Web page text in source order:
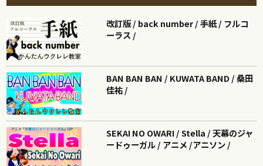
改訂版 / back number / 手紙 / フルコ
ーラス /
BAN BAN BAN / KUWATA BAND / 桑田
佳祐 /
SEKAI NO OWARI / Stella / 天幕のジャ
ードゥーガル / アニメ /アニソン /